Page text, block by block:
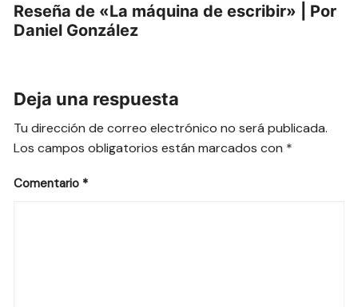
Reseña de «La máquina de escribir» | Por
Daniel González
Deja una respuesta
Tu dirección de correo electrónico no será publicada.
Los campos obligatorios están marcados con *
Comentario *